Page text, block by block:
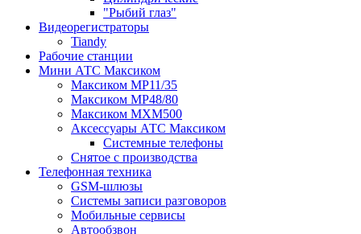
"Рыбий глаз"
Видеорегистраторы
Tiandy
Рабочие станции
Мини АТС Максиком
Максиком MP11/35
Максиком MP48/80
Максиком MXM500
Аксессуары АТС Максиком
Системные телефоны
Снятое с производства
Телефонная техника
GSM-шлюзы
Системы записи разговоров
Мобильные сервисы
Автообзвон